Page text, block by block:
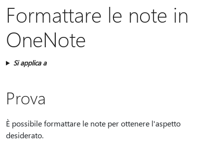
Formattare le note in
OneNote
Si applica a
Prova
È possibile formattare le note per ottenere l'aspetto
desiderato.